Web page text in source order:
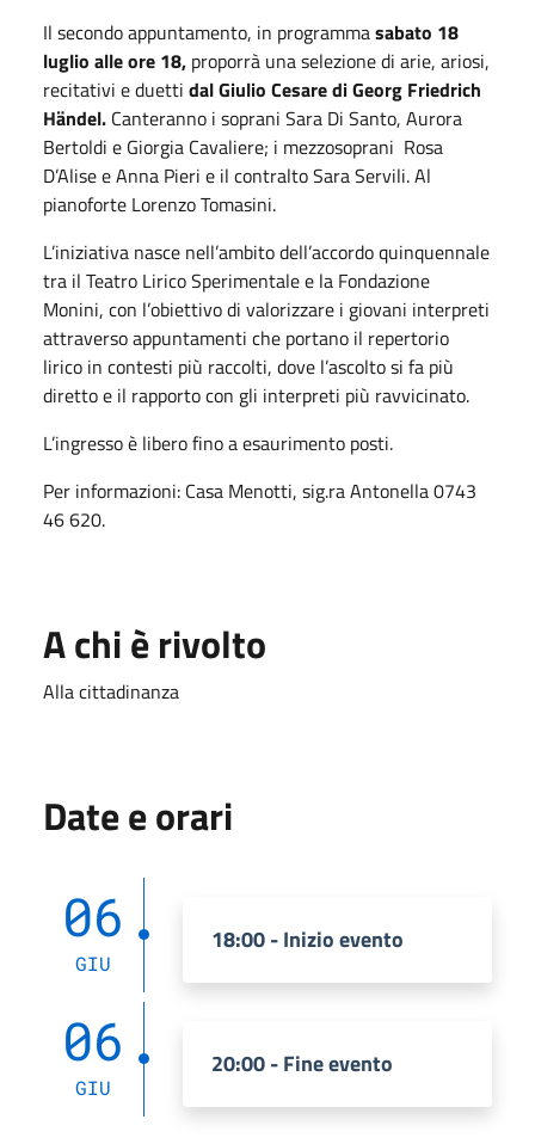
Il secondo appuntamento, in programmasabato 18
luglio alle ore 18, proporrà una selezione di arie, ariosi,
recitativi e duetti dal Giulio Cesare di Georg Friedrich
Händel. Canteranno i soprani Sara Di Santo, Aurora
Bertoldi e Giorgia Cavaliere; i mezzosoprani Rosa
D’Alise e Anna Pieri e il contralto Sara Servili. Al
pianoforte Lorenzo Tomasini.
L’iniziativa nasce nell’ambito dell’accordo quinquennale
tra il Teatro Lirico Sperimentale e la Fondazione
Monini, con l’obiettivo di valorizzare i giovani interpreti
attraverso appuntamenti che portano il repertorio
lirico in contesti più raccolti, dove l’ascolto si fa più
diretto e il rapporto con gli interpreti più ravvicinato.
L’ingresso è libero fino a esaurimento posti.
Per informazioni: Casa Menotti, sig.ra Antonella 0743
46 620.
A chi è rivolto
Alla cittadinanza
Date e orari
06
GIU
18:00 - Inizio evento
06
GIU
20:00 - Fine evento